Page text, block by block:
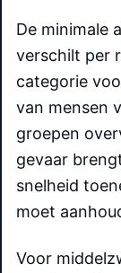
De minimale
verschilt per
categorie
van mensen
groepen
gevaar
snelheid
moet
Voor